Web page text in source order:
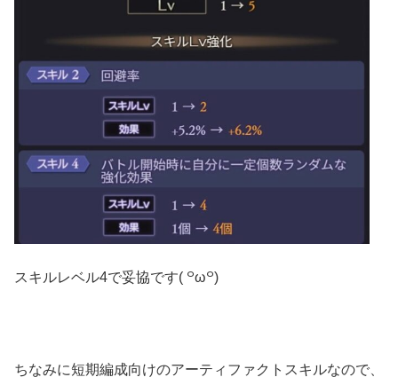
スキルレベル4で妥協です( ꒪ω꒪)
ちなみに短期編成向けのアーティファクトスキルなので、